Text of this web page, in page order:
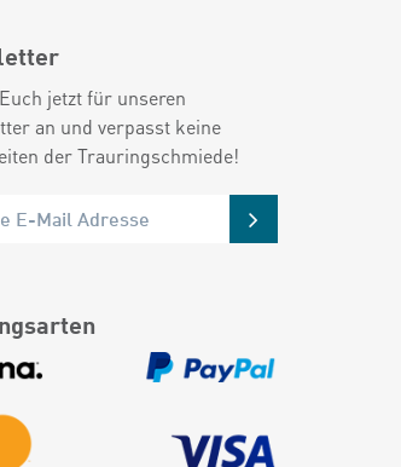
jetzt für unseren
an und verpasst keine
der Trauringschmiede!